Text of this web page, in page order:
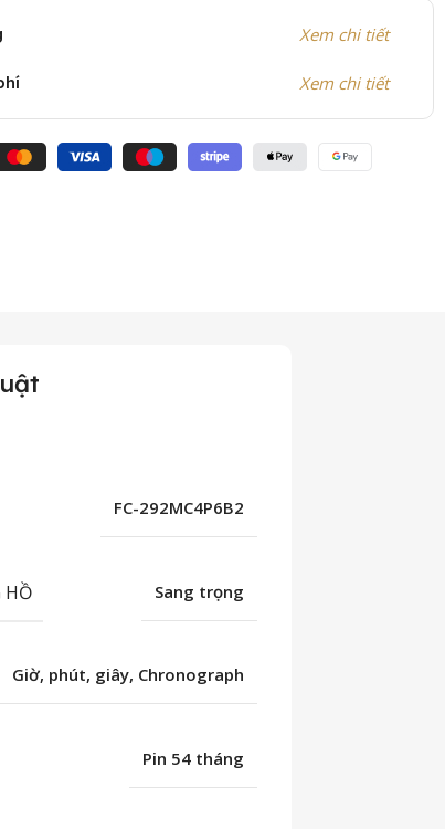
Xem chi tiết
Xem chi tiết
FC-292MC4P6B2
HỒ Sang trọng
Giờ, phút, giây, Chronograph
Pin 54 tháng